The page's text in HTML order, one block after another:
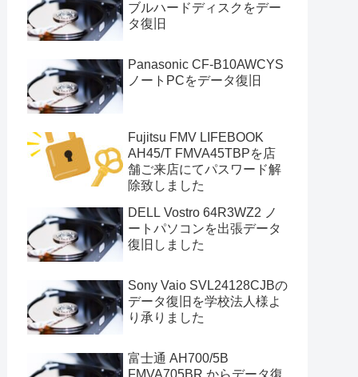
ブルハードディスクをデー
タ復旧
Panasonic CF-B10AWCYS
ノートPCをデータ復旧
Fujitsu FMV LIFEBOOK
AH45/T FMVA45TBPを店
舗ご来店にてパスワード解
除致しました
DELL Vostro 64R3WZ2 ノ
ートパソコンを出張データ
復旧しました
Sony Vaio SVL24128CJBの
データ復旧を学校法人様よ
り承りました
富士通 AH700/5B
FMVA705BR からデータ復